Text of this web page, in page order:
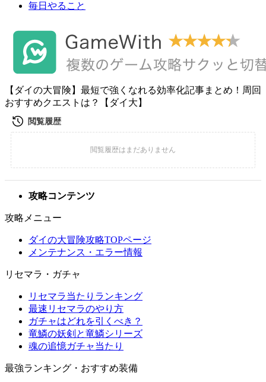
毎日やること
【ダイの大冒険】最短で強くなれる効率化記事まとめ！周回
おすすめクエストは？【ダイ大】
攻略コンテンツ
攻略メニュー
ダイの大冒険攻略TOPページ
メンテナンス・エラー情報
リセマラ・ガチャ
リセマラ当たりランキング
最速リセマラのやり方
ガチャはどれを引くべき？
竜鱗の妖剣と竜鱗シリーズ
魂の追憶ガチャ当たり
最強ランキング・おすすめ装備